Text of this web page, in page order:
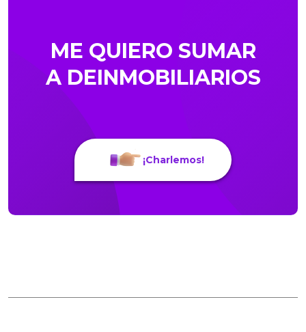
ME QUIERO SUMAR
A DEINMOBILIARIOS
¡Charlemos!